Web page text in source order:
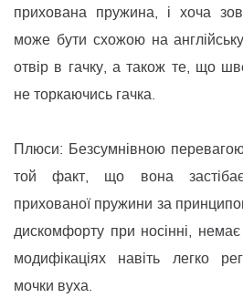
прихована пружина, і хоча
може бути схожою на
отвір в гачку, а також те, що
не торкаючись гачка.
Плюси: Безсумнівною перевагою
той факт, що вона
прихованої пружини за
дискомфорту при носінні,
модифікаціях навіть легко
мочки вуха.